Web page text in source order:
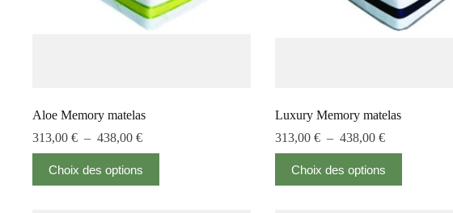
Aloe Memory matelas
313,00 € – 438,00 €
Choix des options
Luxury Memory matelas
313,00 € – 438,00 €
Choix des options